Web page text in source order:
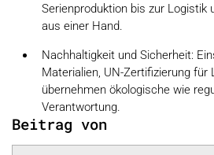
Serienproduktion bis zur Logistik
aus einer Hand.
Nachhaltigkeit und Sicherheit:
Materialien, UN-Zertifizierung
übernehmen ökologische wie
Verantwortung.
Beitrag von